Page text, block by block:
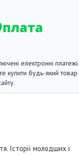
електронні платежі.
купити будь-який товар
Історії молодших і